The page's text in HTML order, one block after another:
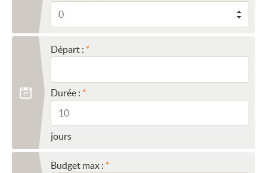
Départ :
Durée :
jours
Budget max :